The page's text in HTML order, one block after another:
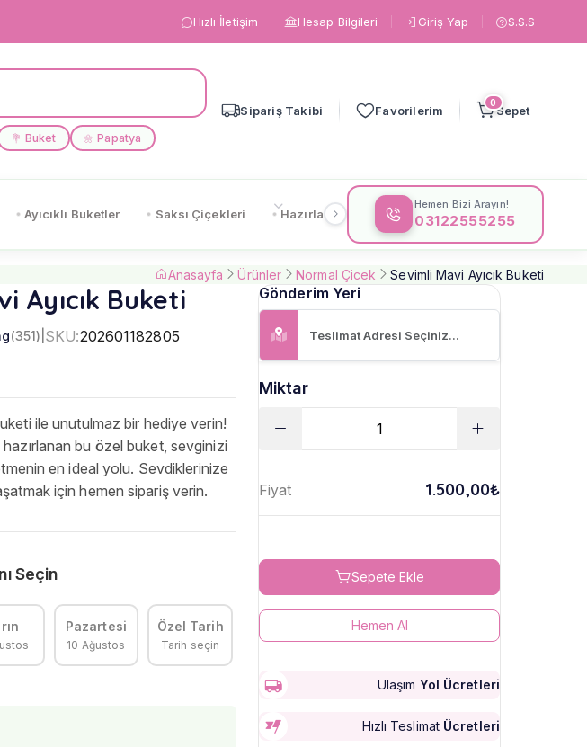
Hızlı İletişim Hesap Bilgileri Giriş Yap S.S.S
💐 Buket 🌼 Papatya
Sipariş Takibi Favorilerim
0
Sepet
Ayıcıklı Buketler Saksı Çiçekleri Hazırlanışa Göre Çiçeklere Göre
Hemen Bizi Arayın!
03122555255
Anasayfa Ürünler Normal Çicek Sevimli Mavi Ayıcık Buketi
Ayıcık Buketi
(351) SKU:202601182805
ile unutulmaz bir hediye verin!
hazırlanan bu özel buket, sevginizi
en ideal yolu. Sevdiklerinize
için hemen sipariş verin.
Seçin
Pazartesi
10 Ağustos
Özel Tarih
Tarih seçin
Gönderim Yeri
Miktar
Fiyat 1.500,00₺
Sepete Ekle
Hemen Al
Ulaşım Yol Ücretleri
Hızlı Teslimat Ücretleri